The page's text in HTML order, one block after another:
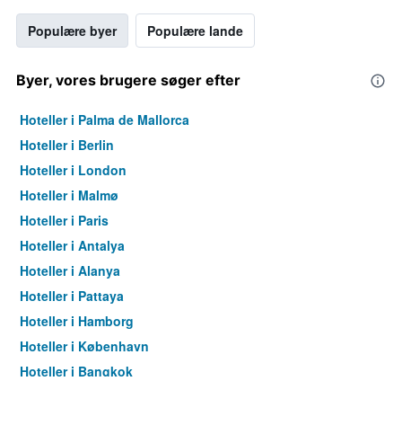
Populære byer Populære lande
Byer, vores brugere søger efter
Hoteller i Palma de Mallorca
Hoteller i Berlin
Hoteller i London
Hoteller i Malmø
Hoteller i Paris
Hoteller i Antalya
Hoteller i Alanya
Hoteller i Pattaya
Hoteller i Hamborg
Hoteller i København
Hoteller i Bangkok